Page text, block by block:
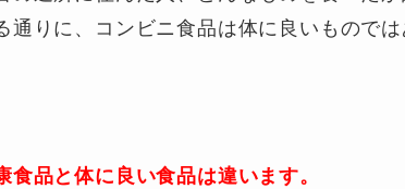
通りに、コンビニ食品は体に良いものでは
食品と体に良い食品は違います。